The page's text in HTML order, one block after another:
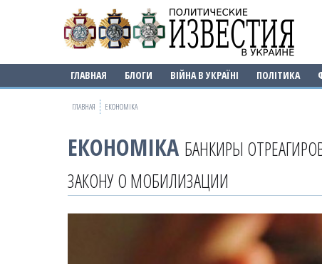
ГЛАВНАЯ БЛОГИ ВІЙНА В УКРАЇНІ ПОЛІТИКА
ГЛАВНАЯ ЕКОНОМІКА
ЕКОНОМІКА БАНКИРЫ
ЗАКОНУ О МОБИЛИЗАЦИИ